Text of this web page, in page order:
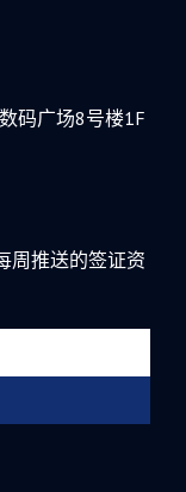
码广场8号楼1F
周推送的签证资